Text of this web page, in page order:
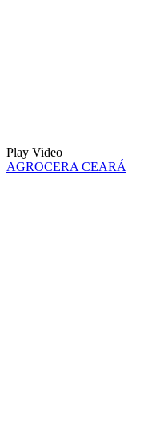
Play Video
AGROCERA CEARÁ